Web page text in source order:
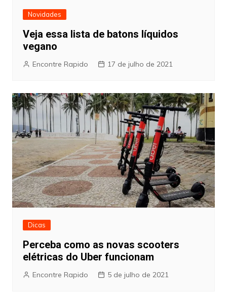
Novidades
Veja essa lista de batons líquidos
vegano
Encontre Rapido 17 de julho de 2021
Dicas
Perceba como as novas scooters
elétricas do Uber funcionam
Encontre Rapido 5 de julho de 2021